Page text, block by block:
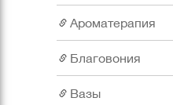
Ароматерапия
Благовония
Вазы